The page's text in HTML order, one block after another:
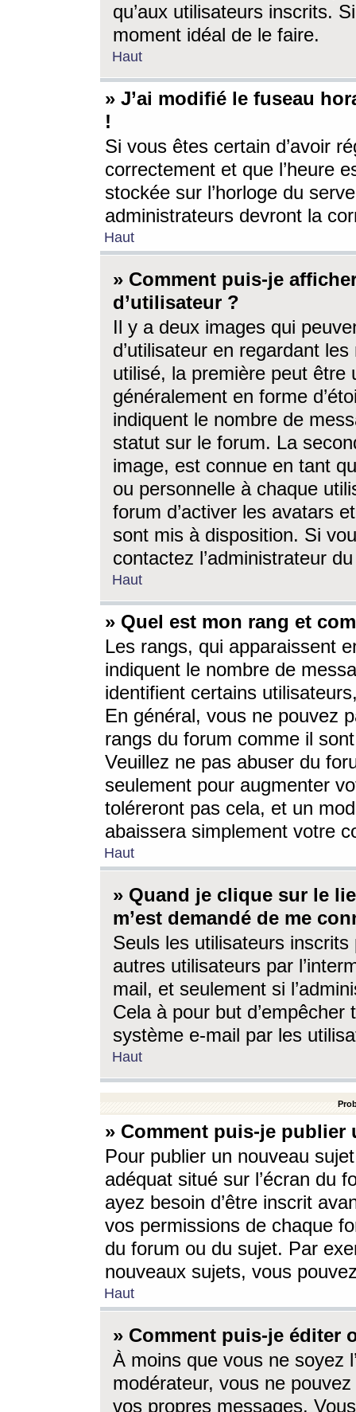
qu’aux utilisateurs inscrits.
moment idéal de le faire.
Haut
» J’ai modifié le fuseau
!
Si vous êtes certain d’avoir
correctement et que l’heure
stockée sur l’horloge du
administrateurs devront la
Haut
» Comment puis-je
d’utilisateur ?
Il y a deux images qui
d’utilisateur en regardant
utilisé, la première peut être
généralement en forme
indiquent le nombre de
statut sur le forum. La
image, est connue en tant
ou personnelle à chaque
forum d’activer les avatars
sont mis à disposition. Si
contactez l’administrateur
Haut
» Quel est mon rang et
Les rangs, qui apparaissent
indiquent le nombre de
identifient certains
En général, vous ne pouvez
rangs du forum comme il
Veuillez ne pas abuser du
seulement pour augmenter
toléreront pas cela, et un
abaissera simplement votre
Haut
» Quand je clique sur le
m’est demandé de me
Seuls les utilisateurs
autres utilisateurs par
mail, et seulement si
Cela à pour but
système e-mail par les
Haut
» Comment puis-je
Pour publier un nouveau
adéquat situé sur l’écran du
ayez besoin d’être inscrit
vos permissions de chaque
du forum ou du sujet. Par
nouveaux sujets, vous
Haut
» Comment puis-je éditer
À moins que vous ne soyez
modérateur, vous ne
vos propres messages.